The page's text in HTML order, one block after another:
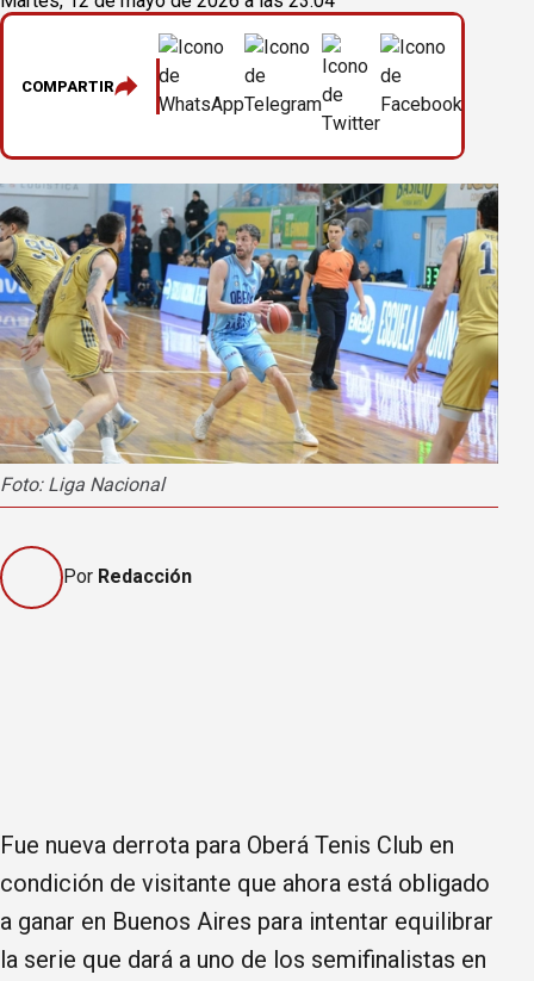
COMPARTIR
Foto: Liga Nacional
Por Redacción
Fue nueva derrota para Oberá Tenis Club en
condición de visitante que ahora está obligado
a ganar en Buenos Aires para intentar equilibrar
la serie que dará a uno de los semifinalistas en